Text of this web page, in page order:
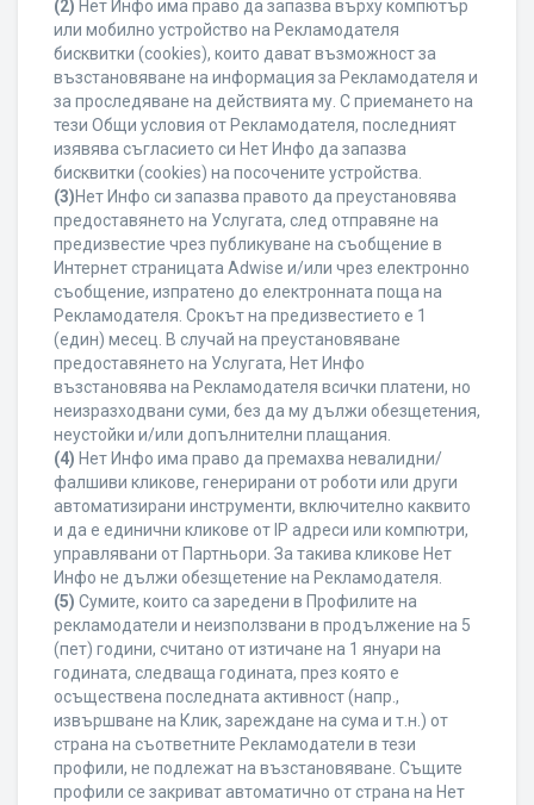
(2) Нет Инфо има право да запазва върху компютър
или мобилно устройство на Рекламодателя
бисквитки (cookies), които дават възможност за
възстановяване на информация за Рекламодателя и
за проследяване на действията му. С приемането на
тези Общи условия от Рекламодателя, последният
изявява съгласието си Нет Инфо да запазва
бисквитки (cookies) на посочените устройства.
(3)Нет Инфо си запазва правото да преустановява
предоставянето на Услугата, след отправяне на
предизвестие чрез публикуване на съобщение в
Интернет страницата Adwise и/или чрез електронно
съобщение, изпратено до електронната поща на
Рекламодателя. Срокът на предизвестието е 1
(един) месец. В случай на преустановяване
предоставянето на Услугата, Нет Инфо
възстановява на Рекламодателя всички платени, но
неизразходвани суми, без да му дължи обезщетения,
неустойки и/или допълнителни плащания.
(4) Нет Инфо има право да премахва невалидни/
фалшиви кликове, генерирани от роботи или други
автоматизирани инструменти, включително каквито
и да е единични кликове от IP адреси или компютри,
управлявани от Партньори. За такива кликове Нет
Инфо не дължи обезщетение на Рекламодателя.
(5) Сумите, които са заредени в Профилите на
рекламодатели и неизползвани в продължение на 5
(пет) години, считано от изтичане на 1 януари на
годината, следваща годината, през която е
осъществена последната активност (напр.,
извършване на Клик, зареждане на сума и т.н.) от
страна на съответните Рекламодатели в тези
профили, не подлежат на възстановяване. Същите
профили се закриват автоматично от страна на Нет